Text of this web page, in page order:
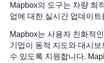
Mapbox의 도구는 차량 최
업에 대한 실시간 업데이
Mapbox는 사용자 친화적
기업이 동적 지도와 대시
수 있도록 지원합니다.